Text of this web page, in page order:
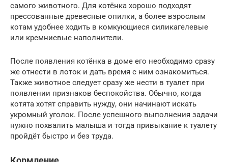
самого животного. Для котёнка хорошо подходят
прессованные древесные опилки, а более взрослым
котам удобнее ходить в комкующиеся силикагелевые
или кремниевые наполнители.
После появления котёнка в доме его необходимо сразу
же отнести в лоток и дать время с ним ознакомиться.
Также животное следует сразу же нести в туалет при
появлении признаков беспокойства. Обычно, когда
котята хотят справить нужду, они начинают искать
укромный уголок. После успешного выполнения задачи
нужно похвалить малыша и тогда привыкание к туалету
пройдёт быстро и без труда.